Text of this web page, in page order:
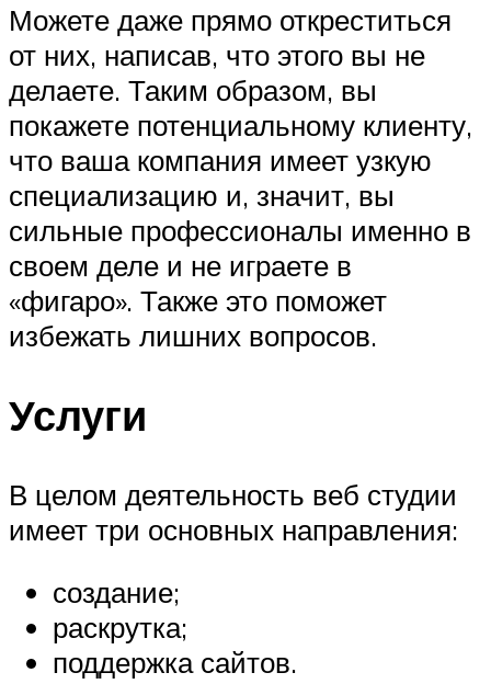
Можете даже прямо откреститься
от них, написав, что этого вы не
делаете. Таким образом, вы
покажете потенциальному клиенту,
что ваша компания имеет узкую
специализацию и, значит, вы
сильные профессионалы именно в
своем деле и не играете в
«фигаро». Также это поможет
избежать лишних вопросов.
Услуги
В целом деятельность веб студии
имеет три основных направления:
создание;
раскрутка;
поддержка сайтов.